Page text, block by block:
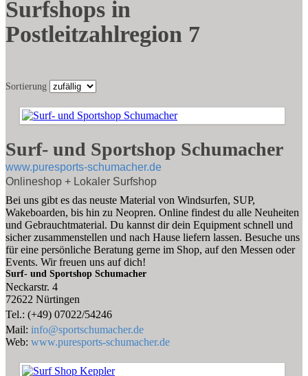
Surfshops in
Postleitzahlregion 7
Sortierung
Surf- und Sportshop Schumacher
www.puresports-schumacher.de
Onlineshop + Lokaler Surfshop
Bei uns gibt es das neuste Material von Windsurfen, SUP,
Wakeboarden, bis hin zu Neopren. Online findest du alle Neuheiten
und Gebrauchtmaterial. Du kannst dir dein Equipment schnell und
sicher zusammenstellen und nach Hause liefern lassen. Besuche uns
für eine persönliche Beratung gerne im Shop, auf den Messen oder
Events. Wir freuen uns auf dich!
Surf- und Sportshop Schumacher
Neckarstr. 4
72622 Nürtingen
Tel.: (+49) 07022/54246
Mail: info@sportschumacher.de
Web: www.puresports-schumacher.de